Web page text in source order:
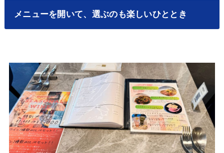
メニューを開いて、選ぶのも楽しいひととき